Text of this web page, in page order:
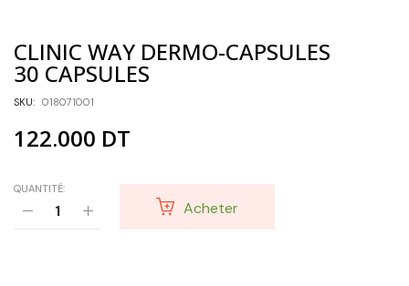
CLINIC WAY DERMO-CAPSULES
30 CAPSULES
SKU: 018071001
122.000 DT
QUANTITÉ:
Acheter